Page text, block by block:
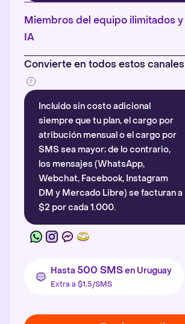
Más información
Miembros del equipo ilimitados
IA
Convierte en todos estos canales
Incluido sin costo adicional
siempre que tu plan, el cargo por
atribución mensual o el cargo por
SMS sea mayor; de lo contrario,
los mensajes (WhatsApp,
Webchat, Facebook, Instagram
DM y Mercado Libre) se facturan a
$2 por cada 1.000.
Hasta 500 SMSen Uruguay
Extra a $1,5/SMS